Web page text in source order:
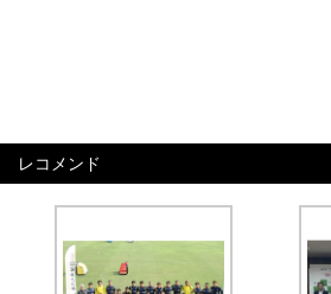
レコメンド